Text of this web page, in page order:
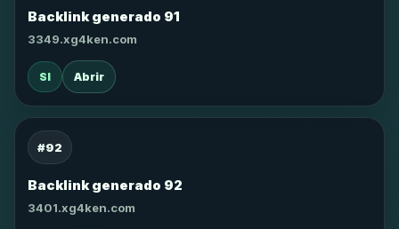
Backlink generado 91
3349.xg4ken.com
SI Abrir
#92
Backlink generado 92
3401.xg4ken.com